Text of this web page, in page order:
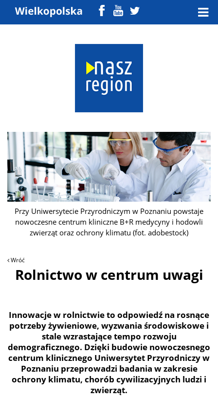
Przy Uniwersytecie Przyrodniczym w Poznaniu powstaje
nowoczesne centrum kliniczne B+R medycyny i hodowli
zwierząt oraz ochrony klimatu (fot. adobestock)
Wróć
Rolnictwo w centrum uwagi
Innowacje w rolnictwie to odpowiedź na rosnące
potrzeby żywieniowe, wyzwania środowiskowe i
stale wzrastające tempo rozwoju
demograficznego. Dzięki budowie nowoczesnego
centrum klinicznego Uniwersytet Przyrodniczy w
Poznaniu przeprowadzi badania w zakresie
ochrony klimatu, chorób cywilizacyjnych ludzi i
zwierząt.